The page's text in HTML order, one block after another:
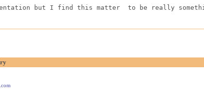
but I find this matter  to be really